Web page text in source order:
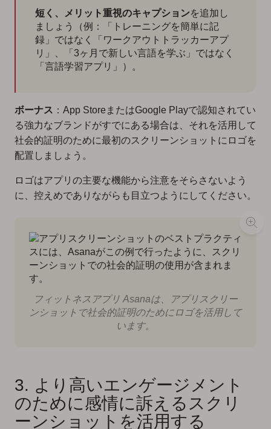
短く、メリット重視のキャプションを追加し
ましょう（例：「トレーニングを簡単に記
録」ではなく「ワークアウトトラッカーアプ
リ」、「3ヶ月で新しい言語を学ぶ」ではなく
「言語学習アプリ」）。
ボーナス ：App StoreまたはGoogle Playで認知されてい
る強力なブランドがすでにある場合は、それを活用して
社会的証明のために最初のスクリーンショットにロゴを
配置しましょう。
ロゴはアプリの主要な機能から注意をそらさないよう
に、控えめでありながらも目立つようにしてください。
フィットネスアプリ Asanaは、アプリスクリー
ンショットで社会的証明のためにロゴを活用して
います。
3. より高いエンゲージメント
のために感情に訴えるスクリ
ーンショットを活用する